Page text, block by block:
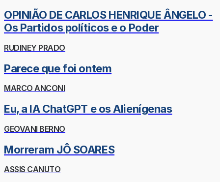
OPINIÃO DE CARLOS HENRIQUE ÂNGELO -
Os Partidos políticos e o Poder
RUDINEY PRADO
Parece que foi ontem
MARCO ANCONI
Eu, a IA ChatGPT e os Alienígenas
GEOVANI BERNO
Morreram JÔ SOARES
ASSIS CANUTO